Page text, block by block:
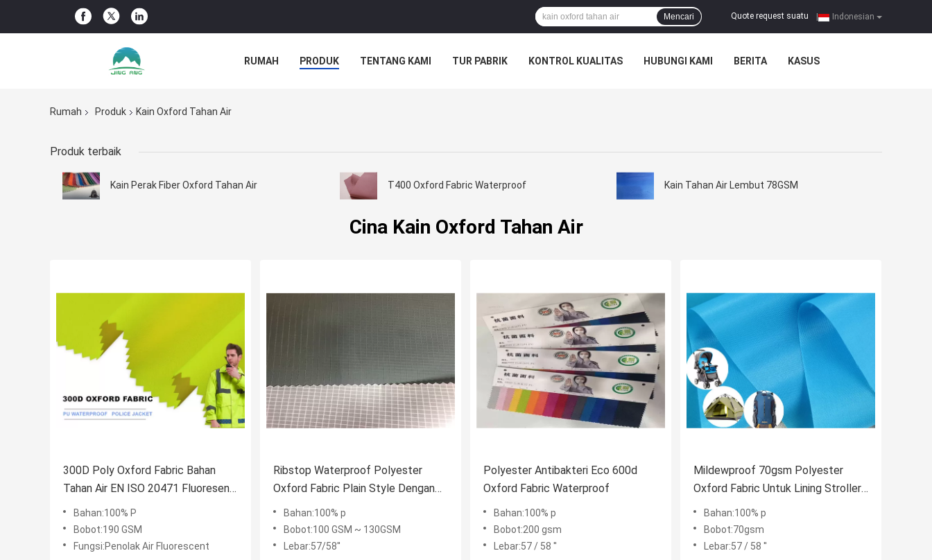
Indonesian
Quote request suatu
Mencari
RUMAH PRODUK TENTANG KAMI TUR PABRIK KONTROL KUALITAS HUBUNGI KAMI BERITA KASUS
Rumah
Produk Kain Oxford Tahan Air
Produk terbaik
Kain Perak Fiber Oxford Tahan Air T400 Oxford Fabric Waterproof Kain Tahan Air Lembut 78GSM
Cina Kain Oxford Tahan Air
300D Poly Oxford Fabric Bahan
Tahan Air EN ISO 20471 Fluoresensi
PU Milky Coated 3000MM
Bahan:100% P
Bobot:190 GSM
Fungsi:Penolak Air Fluorescent
Ribstop Waterproof Polyester
Oxford Fabric Plain Style Dengan
TPU Membran Putih
Bahan:100% p
Bobot:100 GSM ~ 130GSM
Lebar:57/58''
Polyester Antibakteri Eco 600d
Oxford Fabric Waterproof
Bahan:100% p
Bobot:200 gsm
Lebar:57 / 58 ''
Mildewproof 70gsm Polyester
Oxford Fabric Untuk Lining Stroller
Carrier Tent
Bahan:100% p
Bobot:70gsm
Lebar:57 / 58 ''